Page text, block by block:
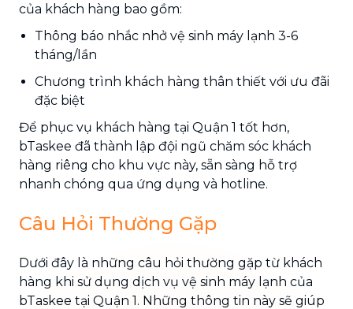
của khách hàng bao gồm:
Thông báo nhắc nhở vệ sinh máy lạnh 3-6
tháng/lần
Chương trình khách hàng thân thiết với ưu đãi
đặc biệt
Để phục vụ khách hàng tại Quận 1 tốt hơn,
bTaskee đã thành lập đội ngũ chăm sóc khách
hàng riêng cho khu vực này, sẵn sàng hỗ trợ
nhanh chóng qua ứng dụng và hotline.
Câu Hỏi Thường Gặp
Dưới đây là những câu hỏi thường gặp từ khách
hàng khi sử dụng dịch vụ vệ sinh máy lạnh của
bTaskee tại Quận 1. Những thông tin này sẽ giúp